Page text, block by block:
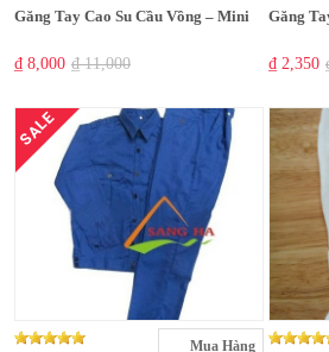
Găng Tay Cao Su Cầu Vồng – Mini
₫ 8,000 ₫ 11,000
Găng
₫ 2,350
SALE
Mua Hàng